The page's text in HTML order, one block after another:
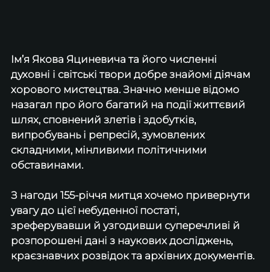
Ім’я Якова Яциневича та його численні
духовні і світські твори добре знайомі діячам
хорового мистецтва. Значно менше відомо
назагал про його багатий на події життєвий
шлях, сповнений злетів і здобутків,
випробувань і репресій, зумовлених
складними, мінливими політичними
обставинами.
З нагоди 155-річчя митця хочемо привернути
увагу до цієї небуденної постаті,
зреферувавши й узгодивши суперечливі й
розпорошені дані з наукових досліджень,
краєзнавчих розвідок та архівних документів.